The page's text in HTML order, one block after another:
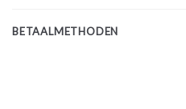
BETAALMETHODEN